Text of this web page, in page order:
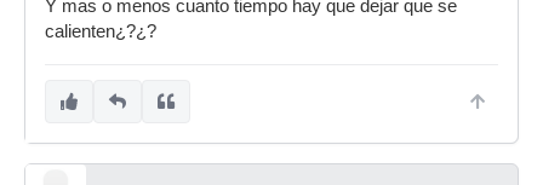
Y mas o menos cuanto tiempo hay que dejar que se
calienten¿?¿?